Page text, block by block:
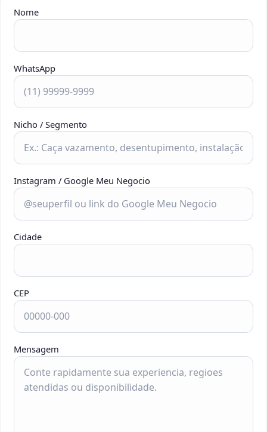
Nome
WhatsApp
Nicho / Segmento
Instagram / Google Meu Negocio
Cidade
CEP
Mensagem